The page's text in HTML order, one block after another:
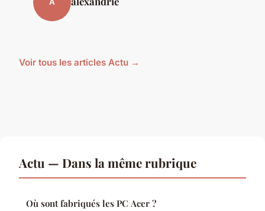
A
Voir tous les articles Actu →
Actu — Dans la même rubrique
Où sont fabriqués les PC Acer ?